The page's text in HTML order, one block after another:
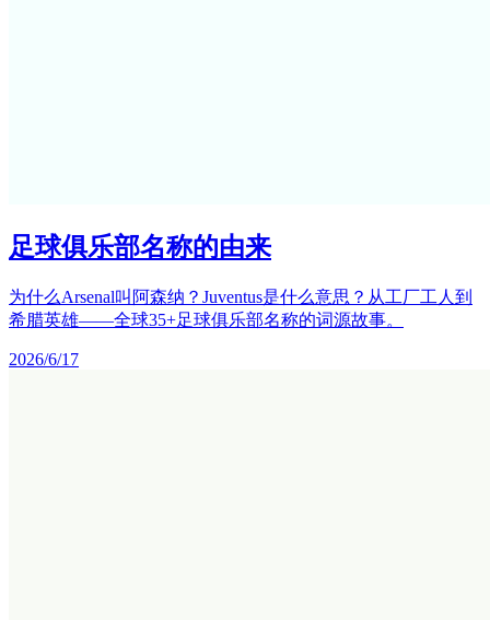
足球俱乐部名称的由来
为什么Arsenal叫阿森纳？Juventus是什么意思？从工厂工人到
希腊英雄——全球35+足球俱乐部名称的词源故事。
2026/6/17